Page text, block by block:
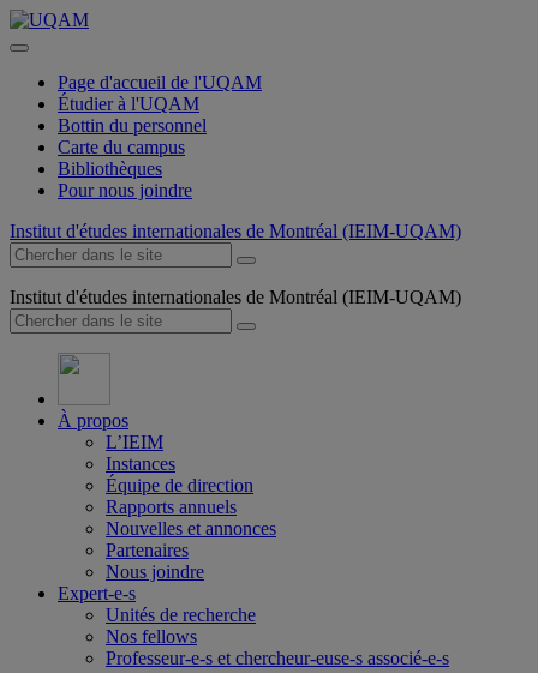
Page d'accueil de l'UQAM
Étudier à l'UQAM
Bottin du personnel
Carte du campus
Bibliothèques
Pour nous joindre
Institut d'études internationales de Montréal (IEIM-UQAM)
Institut d'études internationales de Montréal (IEIM-UQAM)
À propos
L’IEIM
Instances
Équipe de direction
Rapports annuels
Nouvelles et annonces
Partenaires
Nous joindre
Expert-e-s
Unités de recherche
Nos fellows
Professeur-e-s et chercheur-euse-s associé-e-s